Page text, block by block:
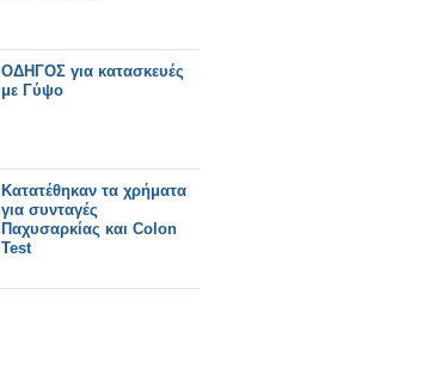
ΟΔΗΓΟΣ για κατασκευές
με Γύψο
Κατατέθηκαν τα χρήματα
για συνταγές
Παχυσαρκίας και Colon
Test